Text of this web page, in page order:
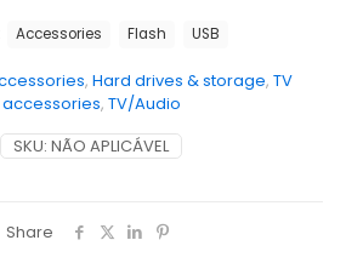
SKU: NÃO APLICÁVEL
, Hard drives & storage, TV
accessories, TV/Audio
Accessories Flash USB
Share